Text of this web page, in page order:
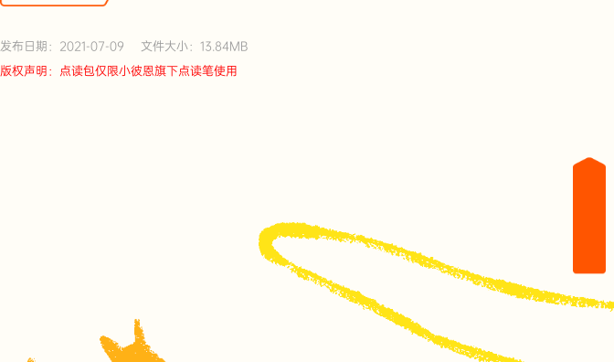
发布日期：2021-07-09
文件大小：13.84MB
版权声明：点读包仅限小彼恩旗下点读笔使用